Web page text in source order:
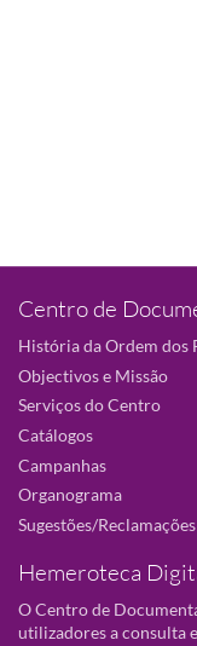
Centro de
História da Ordem dos
Objectivos e Missão
Serviços do Centro
Catálogos
Campanhas
Organograma
Sugestões/Reclamações
Hemeroteca
O Centro de
utilizadores a consulta